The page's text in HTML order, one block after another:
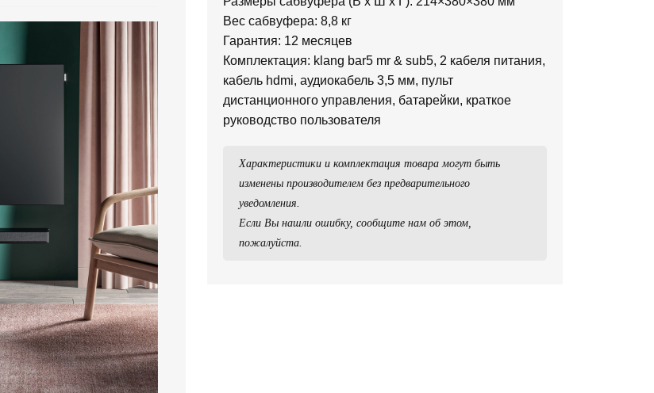
Вес сабвуфера: 8,8 кг
Гарантия: 12 месяцев
Комплектация: klang bar5 mr & sub5, 2 кабеля питания,
кабель hdmi, аудиокабель 3,5 мм, пульт
дистанционного управления, батарейки, краткое
руководство пользователя
Характеристики и комплектация товара могут быть
изменены производителем без предварительного
уведомления.
Если Вы нашли ошибку, сообщите нам об этом,
пожалуйста.